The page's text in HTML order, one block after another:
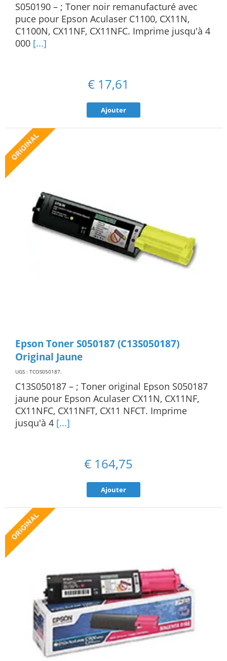
S050190 – ; Toner noir remanufacturé avec
puce pour Epson Aculaser C1100, CX11N,
C1100N, CX11NF, CX11NFC. Imprime jusqu'à 4
000 [...]
€ 17,61
Ajouter
Epson Toner S050187 (C13S050187)
Original Jaune
UGS : TCOS050187.
C13S050187 – ; Toner original Epson S050187
jaune pour Epson Aculaser CX11N, CX11NF,
CX11NFC, CX11NFT, CX11 NFCT. Imprime
jusqu'à 4 [...]
€ 164,75
Ajouter